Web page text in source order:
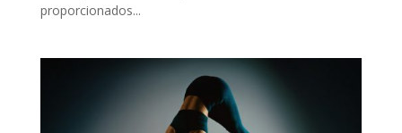
proporcionados...